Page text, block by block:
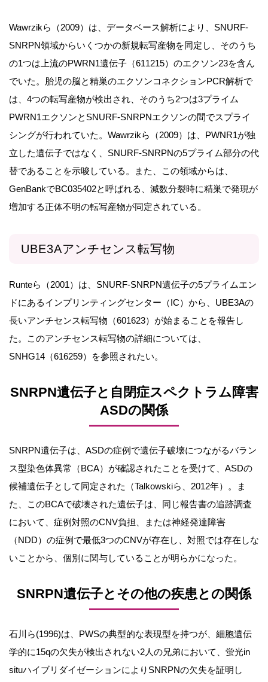
Wawrzikら（2009）は、データベース解析により、SNURF-
SNRPN領域からいくつかの新規転写産物を同定し、そのうち
の1つは上流のPWRN1遺伝子（611215）のエクソン23を含ん
でいた。胎児の脳と精巣のエクソンコネクションPCR解析で
は、4つの転写産物が検出され、そのうち2つは3プライム
PWRN1エクソンとSNURF-SNRPNエクソンの間でスプライ
シングが行われていた。Wawrzikら（2009）は、PWNR1が独
立した遺伝子ではなく、SNURF-SNRPNの5プライム部分の代
替であることを示唆している。また、この領域からは、
GenBankでBC035402と呼ばれる、減数分裂時に精巣で発現が
増加する正体不明の転写産物が同定されている。
UBE3Aアンチセンス転写物
Runteら（2001）は、SNURF-SNRPN遺伝子の5プライムエン
ドにあるインプリンティングセンター（IC）から、UBE3Aの
長いアンチセンス転写物（601623）が始まることを報告し
た。このアンチセンス転写物の詳細については、
SNHG14（616259）を参照されたい。
SNRPN遺伝子と自閉症スペクトラム障害
ASDの関係
SNRPN遺伝子は、ASDの症例で遺伝子破壊につながるバラン
ス型染色体異常（BCA）が確認されたことを受けて、ASDの
候補遺伝子として同定された（Talkowskiら、2012年）。ま
た、このBCAで破壊された遺伝子は、同じ報告書の追跡調査
において、症例対照のCNV負担、または神経発達障害
（NDD）の症例で最低3つのCNVが存在し、対照では存在しな
いことから、個別に関与していることが明らかになった。
SNRPN遺伝子とその他の疾患との関係
石川ら(1996)は、PWSの典型的な表現型を持つが、細胞遺伝
学的に15qの欠失が検出されない2人の兄弟において、蛍光in
situハイブリダイゼーションによりSNRPNの欠失を証明し